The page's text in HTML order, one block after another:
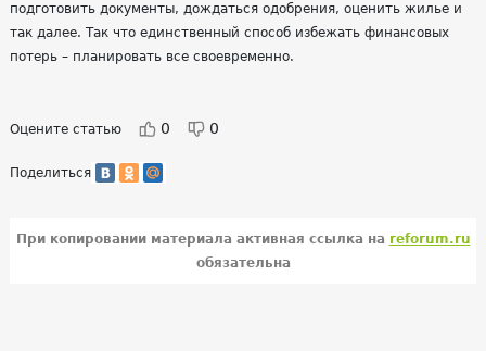
подготовить документы, дождаться одобрения, оценить жилье и
так далее. Так что единственный способ избежать финансовых
потерь – планировать все своевременно.
Оцените статью 0 0
Поделиться
При копировании материала активная ссылка на reforum.ru
обязательна